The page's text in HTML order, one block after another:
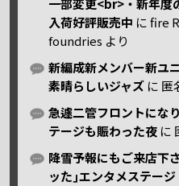
一部変更<br>・新年度
入荷好評販売中 にfire
foundries より
新編成新メンバー新ユ
素晴らしいジャズ に 匿
急遽二管フロントにな
テージも賑わった夜 に
降雪予報にもご来店下
ッた｣エンタメステージ